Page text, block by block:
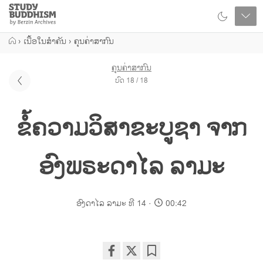
Close
Study
Buddhism
Home
› ເນື້ອໃນສຳຄັນ › ຄຸນຄ່າສາກົນ
ຄຸນຄ່າສາກົນ
ບົດ 18 / 18
ຂໍ້ຄວາມວິສາຂະບູຊາ ຈາກ
ອົງພຣະດາໄລ ລາມະ
ອົງດາໄລ ລາມະ ທີ 14 00:42